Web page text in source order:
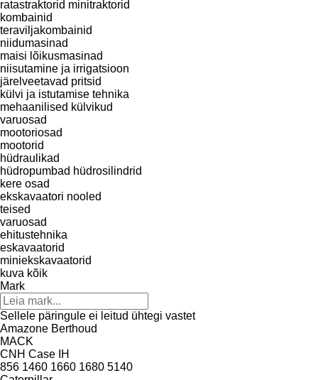
ratastraktorid minitraktorid
kombainid
teraviljakombainid
niidumasinad
maisi lõikusmasinad
niisutamine ja irrigatsioon
järelveetavad pritsid
külvi ja istutamise tehnika
mehaanilised külvikud
varuosad
mootoriosad
mootorid
hüdraulikad
hüdropumbad hüdrosilindrid
kere osad
ekskavaatori nooled
teised
varuosad
ehitustehnika
eskavaatorid
miniekskavaatorid
kuva kõik
Mark
Sellele päringule ei leitud ühtegi vastet
Amazone Berthoud
MACK
CNH Case IH
856 1460 1660 1680 5140